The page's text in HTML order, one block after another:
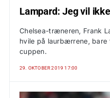
Lampard: Jeg vil
Chelsea-træneren, Frank
hvile på laurbærrene, bare
cuppen.
29. OKTOBER 2019 17:00